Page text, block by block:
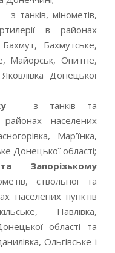
– з танків, мінометів,
в районах
Бахмут, Бахмутське,
Майорськ, Опитне,
Донецької
– з танків та
районах населених
Мар’їнка,
Донецької області;
Запорізькому
ствольної та
населених пунктів
Павлівка,
області та
Ольгівське і